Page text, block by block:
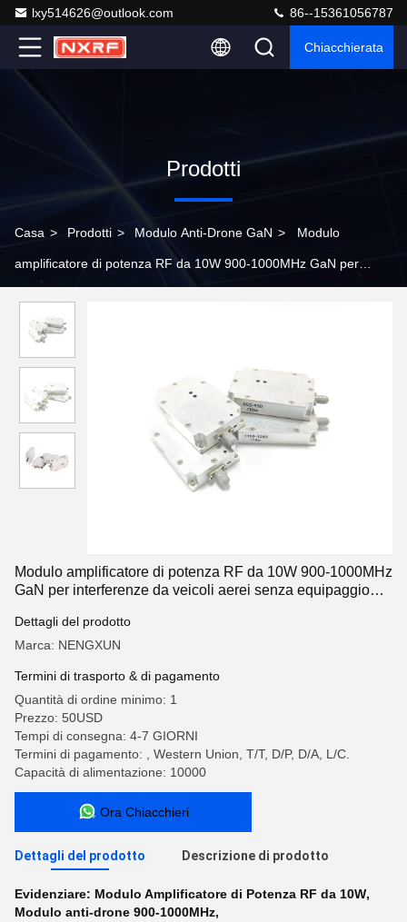
lxy514626@outlook.com 86--15361056787
Chiacchierata
Prodotti
Casa > Prodotti > Modulo Anti-Drone GaN > Modulo
amplificatore di potenza RF da 10W 900-1000MHz GaN per
incorporato
Modulo amplificatore di potenza RF da 10W 900-1000MHz
GaN per interferenze da veicoli aerei senza equipaggio
Dettagli del prodotto
Marca: NENGXUN
Termini di trasporto & di pagamento
Quantità di ordine minimo: 1
Prezzo: 50USD
Tempi di consegna: 4-7 GIORNI
Termini di pagamento: , Western Union, T/T, D/P, D/A, L/C.
Capacità di alimentazione: 10000
Ora Chiacchieri
Dettagli del prodotto Descrizione di prodotto
Evidenziare: Modulo Amplificatore di Potenza RF da 10W,
Modulo anti-drone 900-1000MHz,